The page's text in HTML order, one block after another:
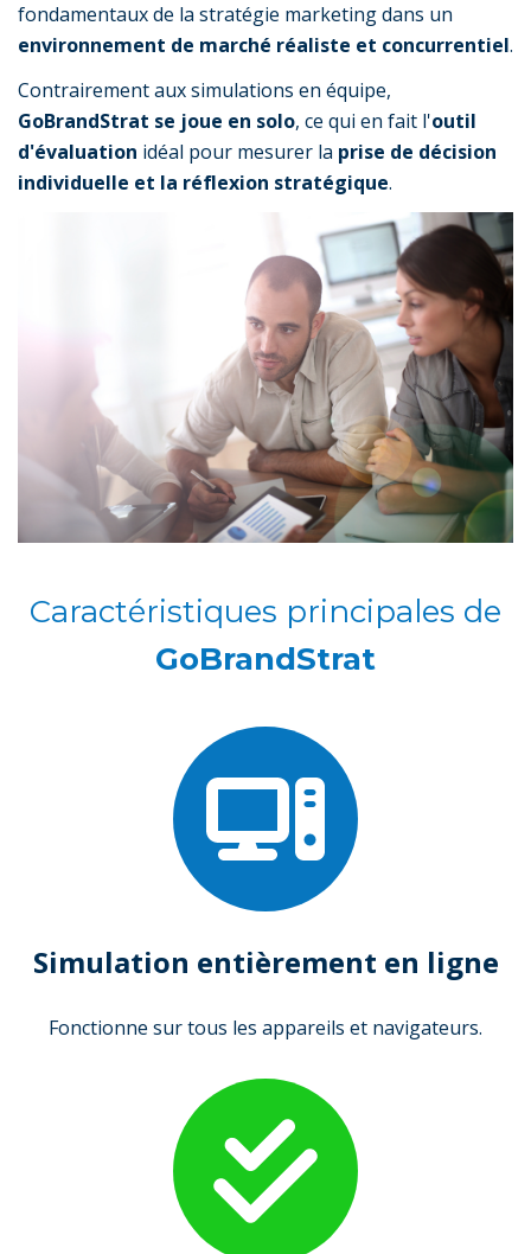
fondamentaux de la stratégie marketing dans un
environnement de marché réaliste et concurrentiel.
Contrairement aux simulations en équipe,
GoBrandStrat se joue en solo, ce qui en fait l'outil
d'évaluation idéal pour mesurer la prise de décision
individuelle et la réflexion stratégique.
Caractéristiques principales de
GoBrandStrat
Simulation entièrement en ligne
Fonctionne sur tous les appareils et navigateurs.